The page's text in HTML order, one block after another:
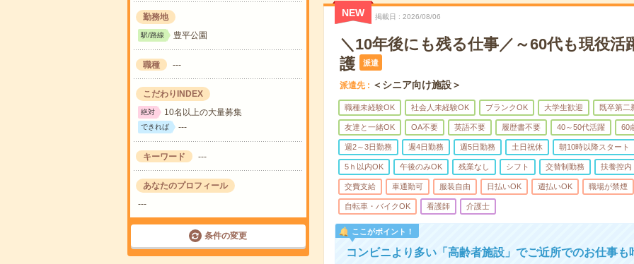
勤務地
駅/路線 豊平公園
職種 ---
こだわりINDEX
絶対 10名以上の大量募集
できれば ---
キーワード ---
あなたのプロフィール
---
条件の変更
NEW 掲載日 2026/08/06
＼10年後にも残る仕事／～60代も現役活
護
派遣
派遣先 ＜シニア向け施設＞
職種未経験OK 社会人未経験OK ブランクOK 大学生歓迎 既卒第二
友達と一緒OK OA不要 英語不要 履歴書不要 40～50代活躍 60
週2～3日勤務 週4日勤務 週5日勤務 土日祝休 朝10時以降スタート
5ｈ以内OK 午後のみOK 残業なし シフト 交替制勤務 扶養控内
交費支給 車通勤可 服装自由 日払いOK 週払いOK 職場が禁煙
自転車・バイクOK 看護師 介護士
ここがポイント！
コンビニより多い「高齢者施設」でご近所でのお仕事も